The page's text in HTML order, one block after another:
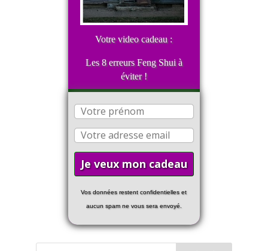
Votre video cadeau :
Les 8 erreurs Feng Shui à
éviter !
Vos données restent confidentielles et
aucun spam ne vous sera envoyé.